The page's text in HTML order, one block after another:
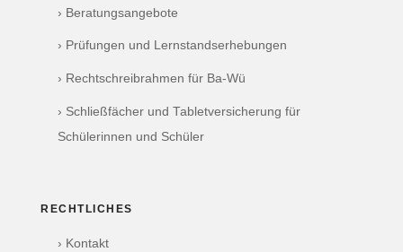
› Beratungsangebote
› Prüfungen und Lernstandserhebungen
› Rechtschreibrahmen für Ba-Wü
› Schließfächer und Tabletversicherung für
Schülerinnen und Schüler
RECHTLICHES
› Kontakt